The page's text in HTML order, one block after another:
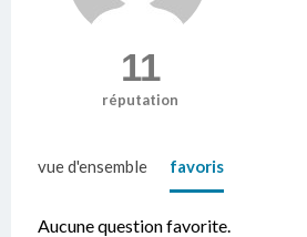
11
réputation
vue d'ensemble favoris
Aucune question favorite.